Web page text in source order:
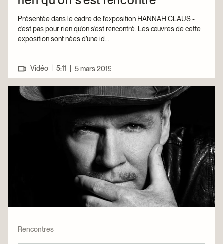
Présentée dans le cadre de l'exposition HANNAH CLAUS -
c'est pas pour rien qu'on s'est rencontré. Les œuvres de cette
exposition sont nées d’une id...
Vidéo | 5:11 | 5 mars 2019
Rencontres